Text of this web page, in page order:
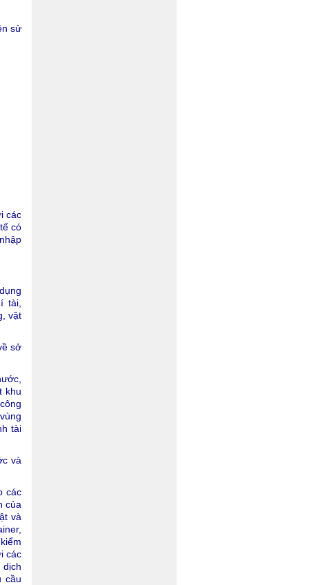
sử
các
có
tài,
vật
sở
khu
tài
và
các
của
và
các
cầu